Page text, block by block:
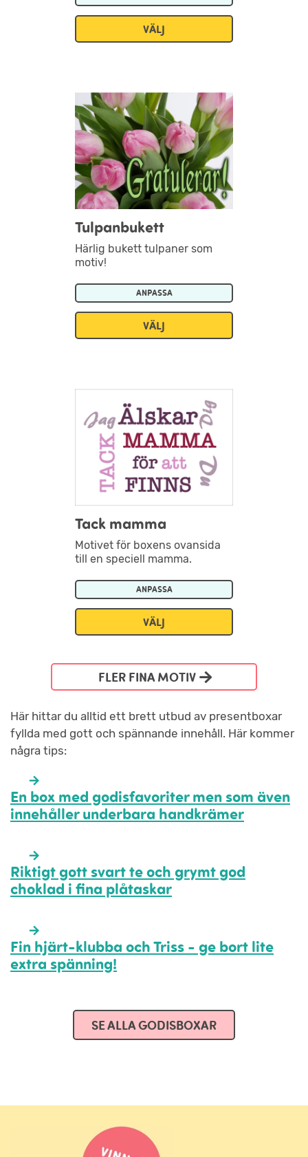
VÄLJ
Tulpanbukett
Härlig bukett tulpaner som
motiv!
ANPASSA
VÄLJ
Tack mamma
Motivet för boxens ovansida
till en speciell mamma.
ANPASSA
VÄLJ
FLER FINA MOTIV
Här hittar du alltid ett brett utbud av presentboxar
fyllda med gott och spännande innehåll. Här kommer
några tips:
En box med godisfavoriter men som även
innehåller underbara handkrämer
Riktigt gott svart te och grymt god
choklad i fina plåtaskar
Fin hjärt-klubba och Triss - ge bort lite
extra spänning!
SE ALLA GODISBOXAR